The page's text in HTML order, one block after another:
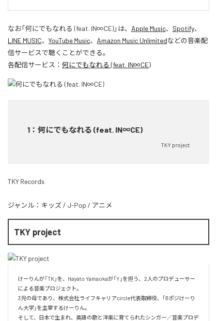
なお「何にでもなれる (feat. IN∞CE)」は、 Apple Music、 Spotify、
LINE MUSIC、 YouTube Music、 Amazon Music Unlimitedなどの音楽配
信サービスで聴くことができる。
各配信サービス： 何にでもなれる (feat. IN∞CE)
1 ： 何にでもなれる (feat. IN∞CE)
TKY project
TKY Records
ジャンル： キッズ / J-Pop / アニメ
TKY project
けーりんが「TK」を、Hayato Yamaokaが「Y」を担う、2人のプロデューサー
による音楽プロジェクト。
3児の母であり、株式会社ライフキャリアcircle代表取締役、「Bポジけーり
ん大学」を主宰するけーりん。
そして、日本で生まれ、英語の歌と洋楽に育てられたシンガー／音楽プロデ